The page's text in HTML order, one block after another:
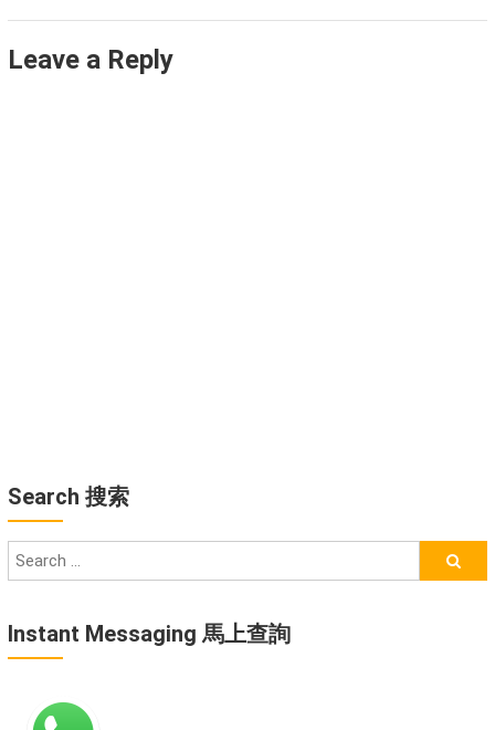
Leave a Reply
Search 搜索
Instant Messaging 馬上查詢